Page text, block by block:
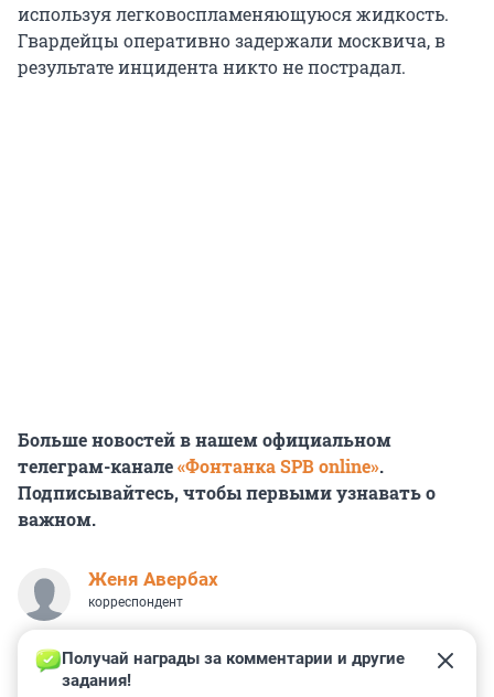
используя легковоспламеняющуюся жидкость.
Гвардейцы оперативно задержали москвича, в
результате инцидента никто не пострадал.
Больше новостей в нашем официальном
телеграм-канале«Фонтанка SPB online».
Подписывайтесь, чтобы первыми узнавать о
важном.
Женя Авербах
корреспондент
Получай награды за комментарии и другие
задания!